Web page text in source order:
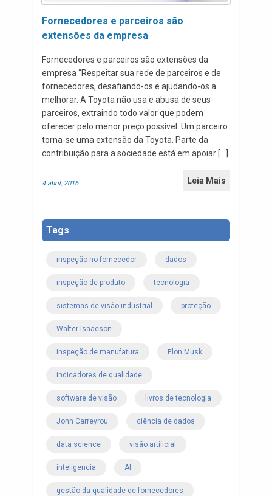
Fornecedores e parceiros são
extensões da empresa
Fornecedores e parceiros são extensões da
empresa “Respeitar sua rede de parceiros e de
fornecedores, desafiando-os e ajudando-os a
melhorar. A Toyota não usa e abusa de seus
parceiros, extraindo todo valor que podem
oferecer pelo menor preço possível. Um parceiro
torna-se uma extensão da Toyota. Parte da
contribuição para a sociedade está em apoiar […]
4 abril, 2016 Leia Mais
Tags
inspeção no fornecedor dados
inspeção de produto tecnologia
sistemas de visão industrial proteção
Walter Isaacson
inspeção de manufatura Elon Musk
indicadores de qualidade
software de visão livros de tecnologia
John Carreyrou ciência de dados
data science visão artificial
inteligencia AI
gestão da qualidade de fornecedores